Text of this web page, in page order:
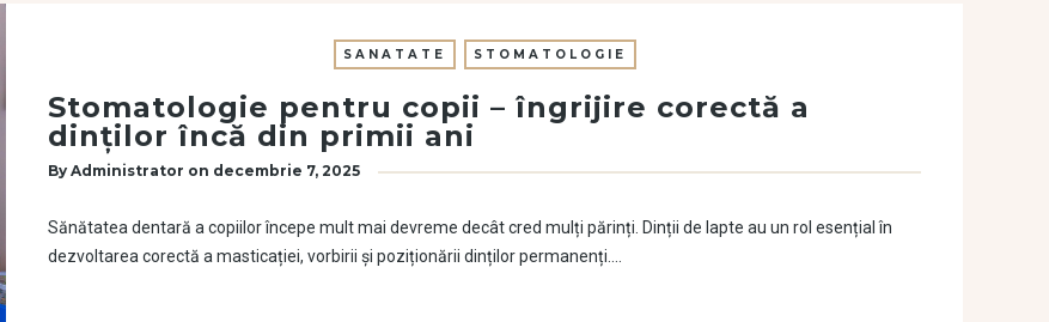
SANATATE STOMATOLOGIE
Stomatologie pentru copii – îngrijire corectă a
dinților încă din primii ani
By Administrator on decembrie 7, 2025
Sănătatea dentară a copiilor începe mult mai devreme decât cred mulți părinți. Dinții de lapte au un rol esențial în
dezvoltarea corectă a masticației, vorbirii și poziționării dinților permanenți….